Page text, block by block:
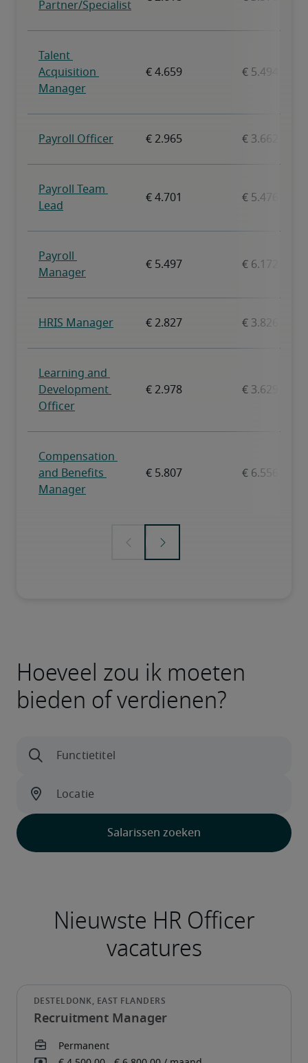
Hoeveel zou ik moeten
bieden of verdienen?
Recruitment Manager